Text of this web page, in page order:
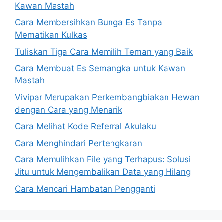
Kawan Mastah
Cara Membersihkan Bunga Es Tanpa
Mematikan Kulkas
Tuliskan Tiga Cara Memilih Teman yang Baik
Cara Membuat Es Semangka untuk Kawan
Mastah
Vivipar Merupakan Perkembangbiakan Hewan
dengan Cara yang Menarik
Cara Melihat Kode Referral Akulaku
Cara Menghindari Pertengkaran
Cara Memulihkan File yang Terhapus: Solusi
Jitu untuk Mengembalikan Data yang Hilang
Cara Mencari Hambatan Pengganti